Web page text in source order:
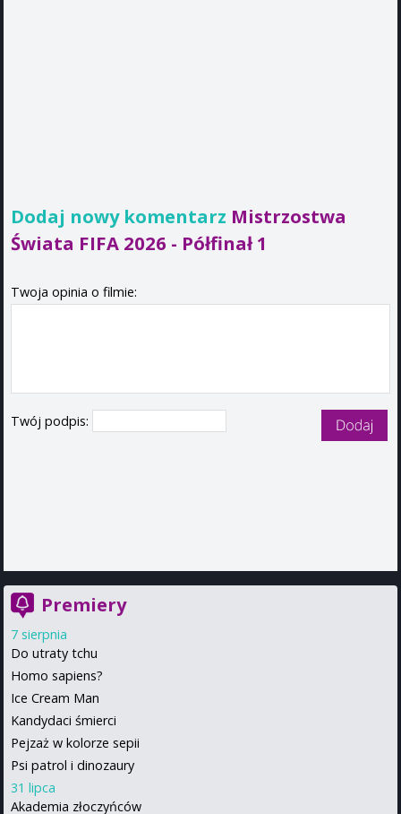
Dodaj nowy komentarz Mistrzostwa
Świata FIFA 2026 - Półfinał 1
Twoja opinia o filmie:
Twój podpis:
Premiery
7 sierpnia
Do utraty tchu
Homo sapiens?
Ice Cream Man
Kandydaci śmierci
Pejzaż w kolorze sepii
Psi patrol i dinozaury
31 lipca
Akademia złoczyńców